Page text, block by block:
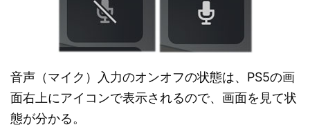
音声（マイク）入力のオンオフの状態は、PS5の画
面右上にアイコンで表示されるので、画面を見て状
態が分かる。